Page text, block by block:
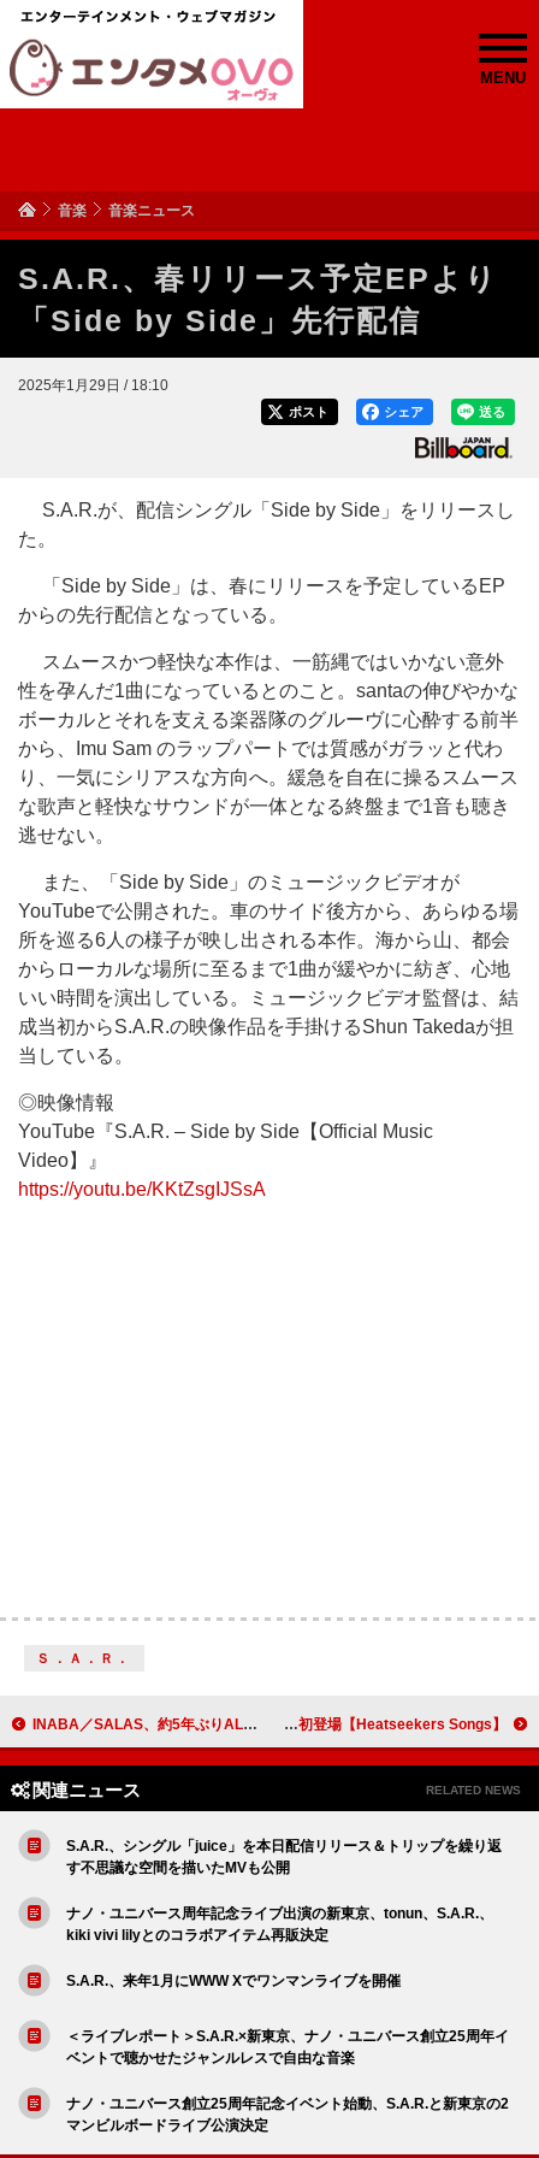
MENU
音楽 音楽ニュース
S.A.R.、春リリース予定EPより
「Side by Side」先行配信
2025年1月29日 / 18:10
送る
シェア
ポスト
S.A.R.が、配信シングル「Side by Side」をリリースし
た。
「Side by Side」は、春にリリースを予定しているEP
からの先行配信となっている。
スムースかつ軽快な本作は、一筋縄ではいかない意外
性を孕んだ1曲になっているとのこと。santaの伸びやかな
ボーカルとそれを支える楽器隊のグルーヴに心酔する前半
から、Imu Sam のラップパートでは質感がガラッと代わ
り、一気にシリアスな方向へ。緩急を自在に操るスムース
な歌声と軽快なサウンドが一体となる終盤まで1音も聴き
逃せない。
また、「Side by Side」のミュージックビデオが
YouTubeで公開された。車のサイド後方から、あらゆる場
所を巡る6人の様子が映し出される本作。海から山、都会
からローカルな場所に至るまで1曲が緩やかに紡ぎ、心地
いい時間を演出している。ミュージックビデオ監督は、結
成当初からS.A.R.の映像作品を手掛けるShun Takedaが担
当している。
◎映像情報
YouTube『S.A.R. – Side by Side【Official Music
Video】』
https://youtu.be/KKtZsgIJSsA
Ｓ．Ａ．Ｒ．
INABA／SALAS、約5年ぶりAL『ATOMIC CHIHUAHUA』2/26リリース決定 【Heatseekers Songs】柊マグネタイト「テトリス」が7週連続首位獲得 TOMOO／Roomiesが初登場
関連ニュース RELATED NEWS
S.A.R.、シングル「juice」を本日配信リリース＆トリップを繰り返
す不思議な空間を描いたMVも公開
ナノ・ユニバース周年記念ライブ出演の新東京、tonun、S.A.R.、
kiki vivi lilyとのコラボアイテム再販決定
S.A.R.、来年1月にWWW Xでワンマンライブを開催
＜ライブレポート＞S.A.R.×新東京、ナノ・ユニバース創立25周年イ
ベントで聴かせたジャンルレスで自由な音楽
ナノ・ユニバース創立25周年記念イベント始動、S.A.R.と新東京の2
マンビルボードライブ公演決定